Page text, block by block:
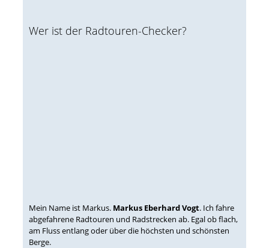
Wer ist der Radtouren-Checker?
Mein Name ist Markus. Markus Eberhard Vogt. Ich fahre
abgefahrene Radtouren und Radstrecken ab. Egal ob flach,
am Fluss entlang oder über die höchsten und schönsten
Berge.